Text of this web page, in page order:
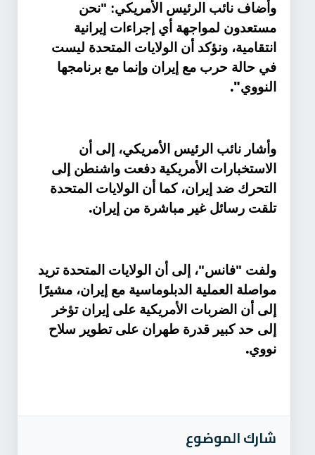
وأضاف نائب الرئيس الأمريكي: "نحن
مستعدون لمواجهة أي إجراءات إيرانية
انتقامية، ونؤكد أن الولايات المتحدة ليست
في حالة حرب مع إيران وإنما مع برنامجها
النووي".
وأشار نائب الرئيس الأمريكي، إلى أن
الاستخبارات الأمريكية دفعت واشنطن إلى
التحرك ضد إيران، كما أن الولايات المتحدة
تلقت رسائل غير مباشرة من إيران.
ولفت "فانس"، إلى أن الولايات المتحدة تريد
مواصلة العملية الدبلوماسية مع إيران، مشيرًا
إلى أن الضربات الأمريكية على إيران تؤخر
إلى حد كبير قدرة طهران على تطوير سلاح
نووي.
شارك الموضوع